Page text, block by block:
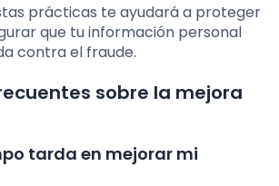
prácticas te ayudará a proteger
que tu información personal
contra el fraude.
sobre la mejora
tarda en mejorar mi